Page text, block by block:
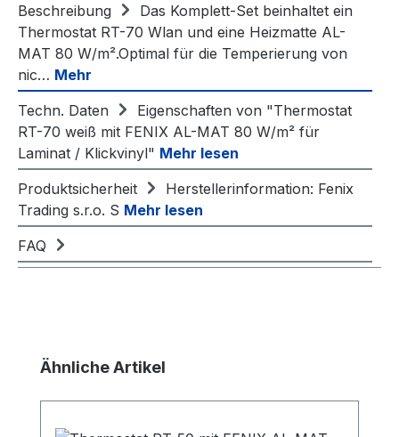
Beschreibung
Das Komplett-Set beinhaltet ein
Thermostat RT-70 Wlan und eine Heizmatte AL-
MAT 80 W/m².Optimal für die Temperierung von
nic… Mehr
Techn. Daten
Eigenschaften von "Thermostat
RT-70 weiß mit FENIX AL-MAT 80 W/m² für
Laminat / Klickvinyl" Mehr lesen
Produktsicherheit
Herstellerinformation: Fenix
Trading s.r.o. S Mehr lesen
FAQ
Produktgalerie überspringen
Ähnliche Artikel